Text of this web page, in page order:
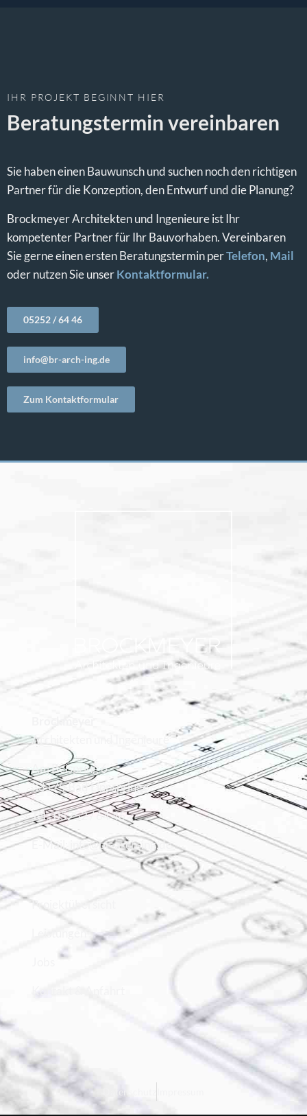
IHR PROJEKT BEGINNT HIER
Beratungstermin vereinbaren
Sie haben einen Bauwunsch und suchen noch den richtigen
Partner für die Konzeption, den Entwurf und die Planung?
Brockmeyer Architekten und Ingenieure ist Ihr
kompetenter Partner für Ihr Bauvorhaben. Vereinbaren
Sie gerne einen ersten Beratungstermin perTelefon, Mail
oder nutzen Sie unserKontaktformular.
05252 / 64 46
info@br-arch-ing.de
Zum Kontaktformular
Architekten und Ingenieure
Am Beispring 6
33175 Bad Lippspringe
Tel.: 05252 / 64 46
E-Mail: info@br-arch-ing.de
Projektübersicht
Kontakt & Anfahrt
Datenschutz